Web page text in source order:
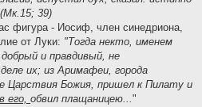
39)
фигура - Иосиф, член синедриона,
от Луки: "Тогда некто, именем
и правдивый, не
их; из Аримафеи, города
Царствия Божия, пришел к Пилату и
его, обвил плащаницею..."